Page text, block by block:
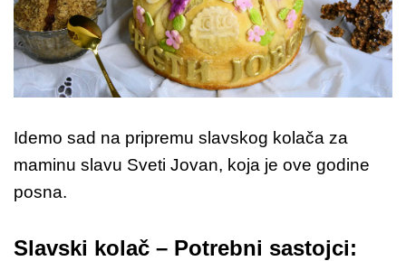
Idemo sad na pripremu slavskog kolača za
maminu slavu Sveti Jovan, koja je ove godine
posna.
Slavski kolač – Potrebni sastojci: